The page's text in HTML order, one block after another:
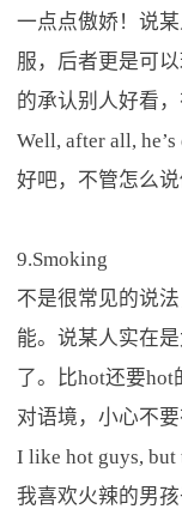
一点点傲娇！说
服，后者更是可
的承认别人好看
Well, after all, he’s
好吧，不管怎么说
9.Smoking
不是很常见的说
能。说某人实在
了。比hot还要hot
对语境，小心不要
I like hot guys, but
我喜欢火辣的男